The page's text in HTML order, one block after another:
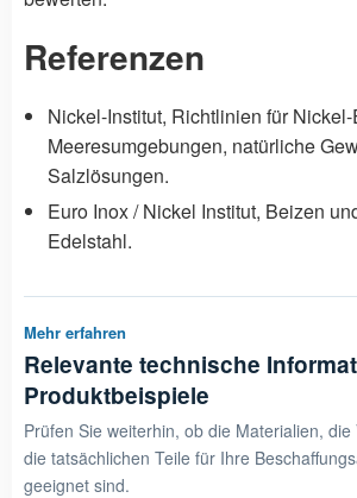
Referenzen
Nickel-Institut, Richtlinien für
Meeresumgebungen, natürliche
Salzlösungen.
Euro Inox / Nickel Institut, Beizen
Edelstahl.
Mehr erfahren
Relevante technische
Produktbeispiele
Prüfen Sie weiterhin, ob die Materialien,
die tatsächlichen Teile für Ihre
geeignet sind.